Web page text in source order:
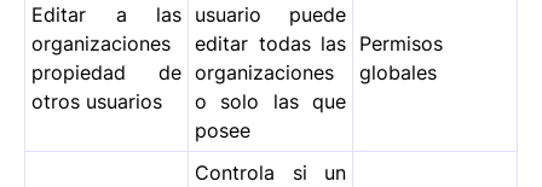
Editar a las
organizaciones
propiedad de
otros usuarios
usuario puede
editar todas las
organizaciones
o solo las que
posee
Permisos
globales
Controla si un